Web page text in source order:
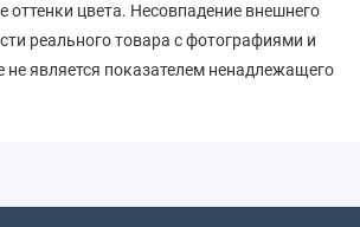
оттенки цвета. Несовпадение внешнего
реального товара с фотографиями и
не является показателем ненадлежащего